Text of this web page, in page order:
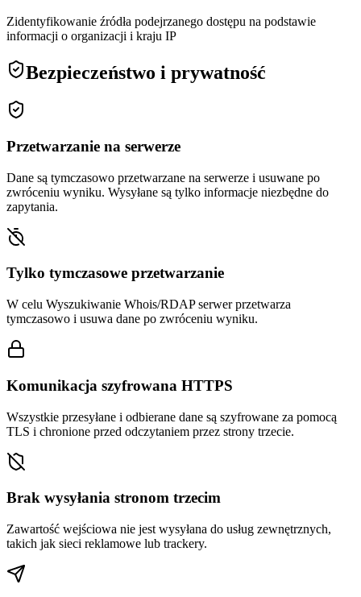
Zidentyfikowanie źródła podejrzanego dostępu na podstawie
informacji o organizacji i kraju IP
Bezpieczeństwo i prywatność
Przetwarzanie na serwerze
Dane są tymczasowo przetwarzane na serwerze i usuwane po
zwróceniu wyniku. Wysyłane są tylko informacje niezbędne do
zapytania.
Tylko tymczasowe przetwarzanie
W celu Wyszukiwanie Whois/RDAP serwer przetwarza
tymczasowo i usuwa dane po zwróceniu wyniku.
Komunikacja szyfrowana HTTPS
Wszystkie przesyłane i odbierane dane są szyfrowane za pomocą
TLS i chronione przed odczytaniem przez strony trzecie.
Brak wysyłania stronom trzecim
Zawartość wejściowa nie jest wysyłana do usług zewnętrznych,
takich jak sieci reklamowe lub trackery.